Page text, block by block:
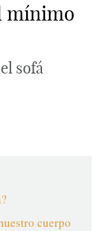
mínimo
sofá
cuerpo